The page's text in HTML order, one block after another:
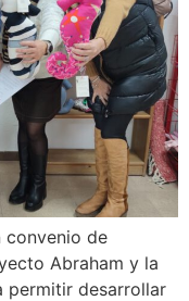
convenio de
Abraham y la
permitir desarrollar